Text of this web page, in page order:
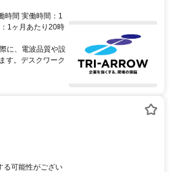
時間 実働時間：1
1ヶ月あたり20時
に、電波品質や設
す。デスクワーク
る可能性がござい